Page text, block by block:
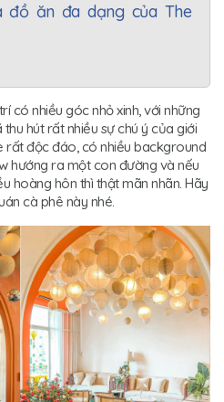
đồ ăn đa dạng của The
có nhiều góc nhỏ xinh, với những
hút rất nhiều sự chú ý của giới
rất độc đáo, có nhiều background
hướng ra một con đường và nếu
hoàng hôn thì thật mãn nhãn. Hãy
cà phê này nhé.